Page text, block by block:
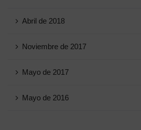
Abril de 2018
Noviembre de 2017
Mayo de 2017
Mayo de 2016